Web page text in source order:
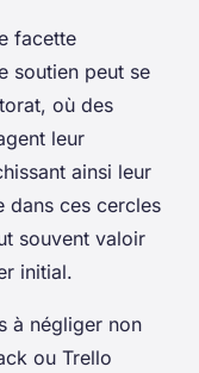
facette
soutien peut se
où des
leur
ainsi leur
dans ces cercles
souvent valoir
initial.
à négliger non
ou Trello